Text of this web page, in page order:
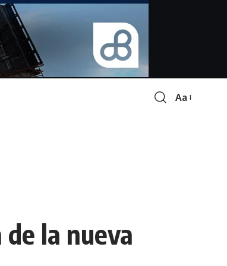
Font
Aa
la nueva